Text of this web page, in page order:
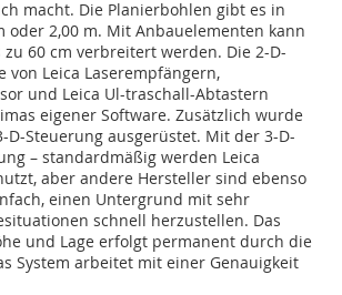
macht. Die Planierbohlen gibt es in
oder 2,00 m. Mit Anbauelementen kann
60 cm verbreitert werden. Die 2-D-
von Leica Laserempfängern,
und Leica Ul-traschall-Abtastern
eigener Software. Zusätzlich wurde
D-Steuerung ausgerüstet. Mit der 3-D-
– standardmäßig werden Leica
aber andere Hersteller sind ebenso
einen Untergrund mit sehr
schnell herzustellen. Das
und Lage erfolgt permanent durch die
System arbeitet mit einer Genauigkeit